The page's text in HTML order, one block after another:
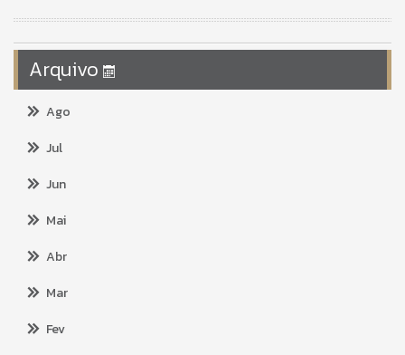
Arquivo
Ago
Jul
Jun
Mai
Abr
Mar
Fev